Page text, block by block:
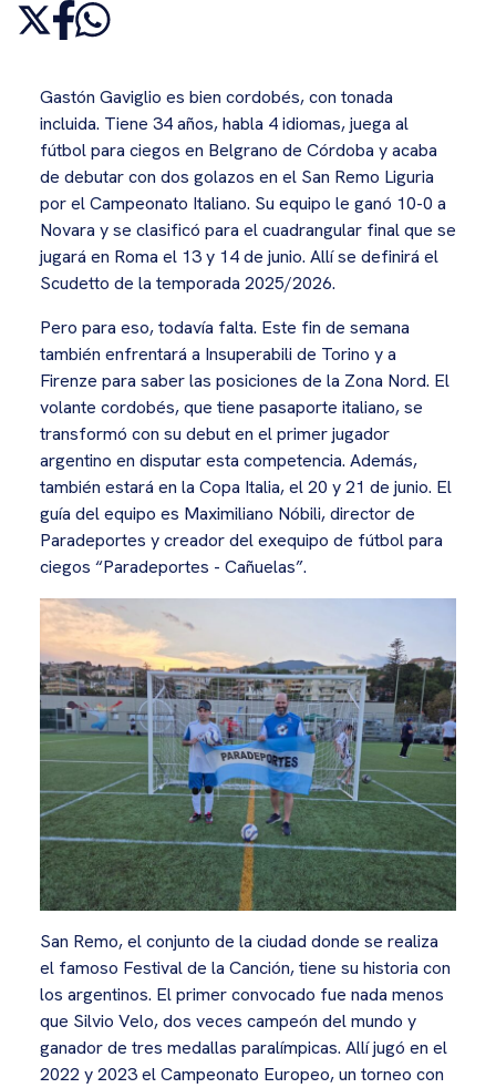
Gastón Gaviglio es bien cordobés, con tonada
incluida. Tiene 34 años, habla 4 idiomas, juega al
fútbol para ciegos en Belgrano de Córdoba y acaba
de debutar con dos golazos en el San Remo Liguria
por el Campeonato Italiano. Su equipo le ganó 10-0 a
Novara y se clasificó para el cuadrangular final que se
jugará en Roma el 13 y 14 de junio. Allí se definirá el
Scudetto de la temporada 2025/2026.
Pero para eso, todavía falta. Este fin de semana
también enfrentará a Insuperabili de Torino y a
Firenze para saber las posiciones de la Zona Nord. El
volante cordobés, que tiene pasaporte italiano, se
transformó con su debut en el primer jugador
argentino en disputar esta competencia. Además,
también estará en la Copa Italia, el 20 y 21 de junio. El
guía del equipo es Maximiliano Nóbili, director de
Paradeportes y creador del exequipo de fútbol para
ciegos “Paradeportes - Cañuelas”.
San Remo, el conjunto de la ciudad donde se realiza
el famoso Festival de la Canción, tiene su historia con
los argentinos. El primer convocado fue nada menos
que Silvio Velo, dos veces campeón del mundo y
ganador de tres medallas paralímpicas. Allí jugó en el
2022 y 2023 el Campeonato Europeo, un torneo con